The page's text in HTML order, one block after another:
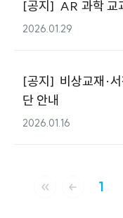
[공지] AR 과학 교
2026.01.29
[공지] 비상교재·
단 안내
2026.01.16
처음 페이지이전 페이지
1